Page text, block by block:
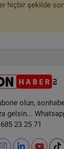
hiçbir şekilde
olun,
gelsin...
685 23 25 71